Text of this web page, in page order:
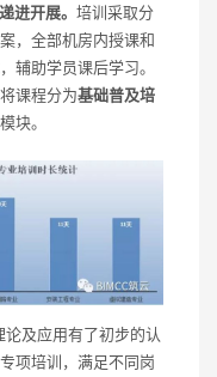
进开展。 培训采取分
，全部机房内授课和
辅助学员课后学习。
课程分为基础普及培
块。
及应用有了初步的认
项培训，满足不同岗